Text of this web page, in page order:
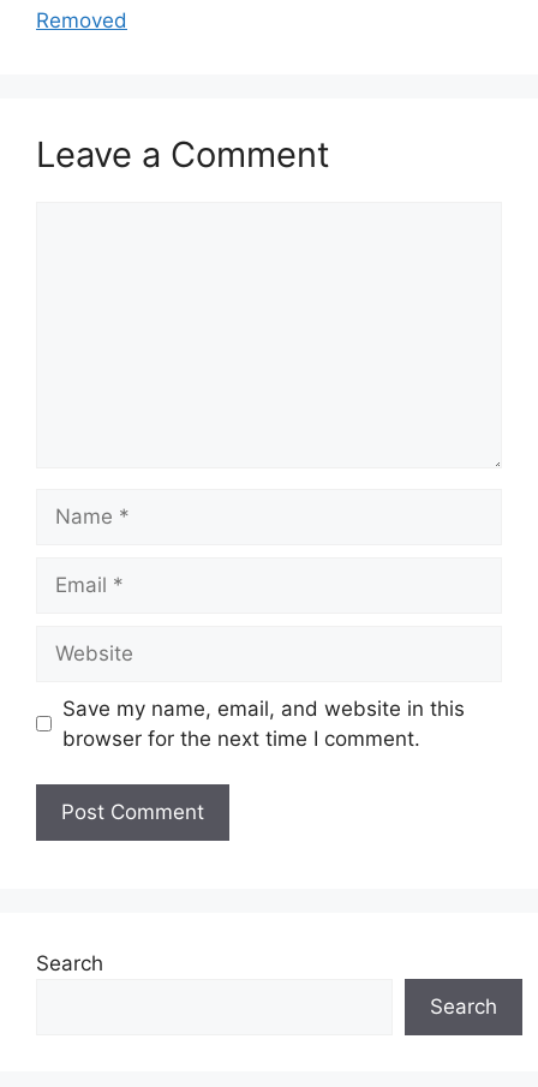
Removed
Leave a Comment
Save my name, email, and website in this
browser for the next time I comment.
Search
Search